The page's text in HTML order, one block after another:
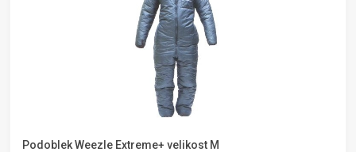
Podoblek Weezle Extreme+ velikost M